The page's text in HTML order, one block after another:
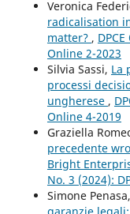
Veronica
radicalisation
matter? ,
Online 2-2023
Silvia Sassi, La
processi
ungherese ,
Online 4-2019
Graziella
precedente
Bright
No. 3 (2024):
Simone